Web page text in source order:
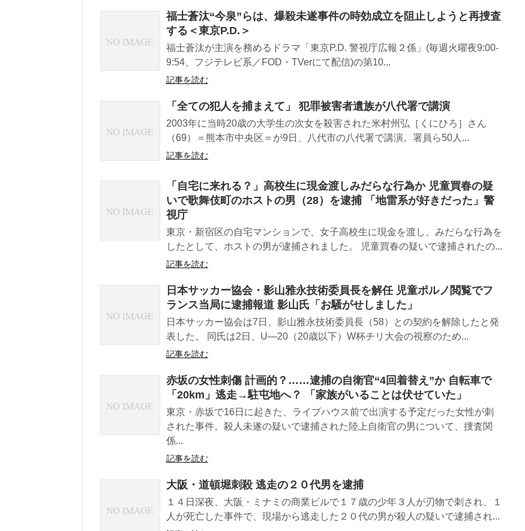
福士蒼汰“今泉”らは、爆殺未遂事件の時効成立を阻止しようと再捜査
する＜東京P.D.＞
福士蒼汰が主演を務めるドラマ「東京P.D. 警視庁広報２係」(毎週火曜夜9:00-
9:54、フジテレビ系／FOD・TVerにて配信)の第10...
記事を読む
「全ての犯人を捕まえて」 犯罪被害者遺族が八代署で講演
2003年に当時20歳の大学生の次女を殺害された米村州弘［くにひろ］さん
（69）＝熊本市中央区＝が9日、八代市の八代署で講演。署員ら50人...
記事を読む
「自宅に来れる？」高校生に現金渡しみだらな行為か 児童買春の疑
いで歌舞伎町のホストの男（28）を逮捕 「地雷系が好きだった」警
視庁
東京・新宿区の自宅マンションで、女子高校生に現金を渡し、みだらな行為を
したとして、ホストの男が逮捕されました。 児童買春の疑いで逮捕されたの...
記事を読む
日本サッカー協会・影山雅永技術委員長を解任 児童ポルノ閲覧でフ
ランス当局に逮捕報道 影山氏「お騒がせしました」
日本サッカー協会は7日、影山雅永技術委員長（58）との契約を解除したと発
表した。 同氏は2日、U―20（20歳以下）W杯チリ大会の視察のため...
記事を読む
赤坂の女性刺傷 計画的？……逮捕の自衛官“4回着替え”か 自転車で
「20km」逃走→駐屯地へ？ 「家族がいることは伏せていた」
東京・赤坂で16日に起きた、ライブハウス前で出演する予定だった女性が刺
された事件。殺人未遂の疑いで逮捕された陸上自衛官の男について、捜査関
係...
記事を読む
大阪・道頓堀刺殺 逃走の２０代男を逮捕
１４日深夜、大阪・ミナミの商業ビルで１７歳の少年３人が刃物で刺され、１
人が死亡した事件で、現場から逃走した２０代の男が殺人の疑いで逮捕され...